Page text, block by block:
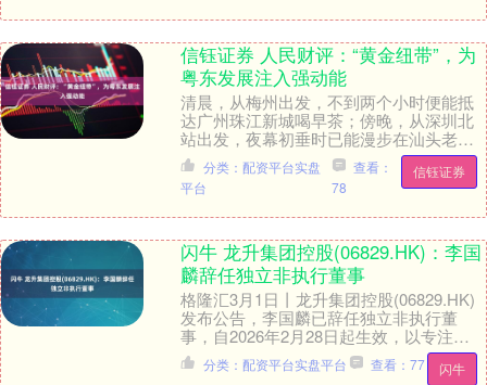
信钰证券 人民财评：“黄金纽带”，为
粤东发展注入强动能
清晨，从梅州出发，不到两个小时便能抵
达广州珠江新城喝早茶；傍晚，从深圳北
站出发，夜幕初垂时已能漫步在汕头老城
区的骑楼下。 10月28日，“发现最美铁路·
粤东腾飞....
信钰证券
分类：配资平台实盘
平台
查看：
78
闪牛 龙升集团控股(06829.HK)：李国
麟辞任独立非执行董事
格隆汇3月1日丨龙升集团控股(06829.HK)
发布公告，李国麟已辞任独立非执行董
事，自2026年2月28日起生效，以专注于
其他业务及个人事务。紧随李先生辞任
生....
闪牛
分类：配资平台实盘平台 查看：77